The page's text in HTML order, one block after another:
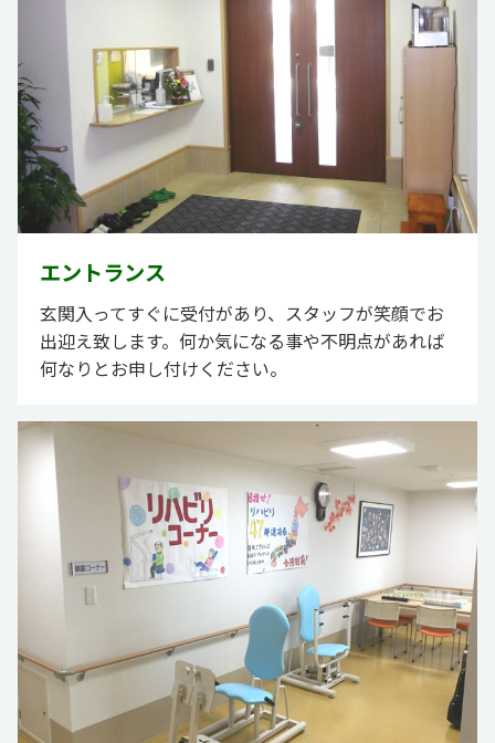
エントランス
玄関入ってすぐに受付があり、スタッフが笑顔でお
出迎え致します。何か気になる事や不明点があれば
何なりとお申し付けください。